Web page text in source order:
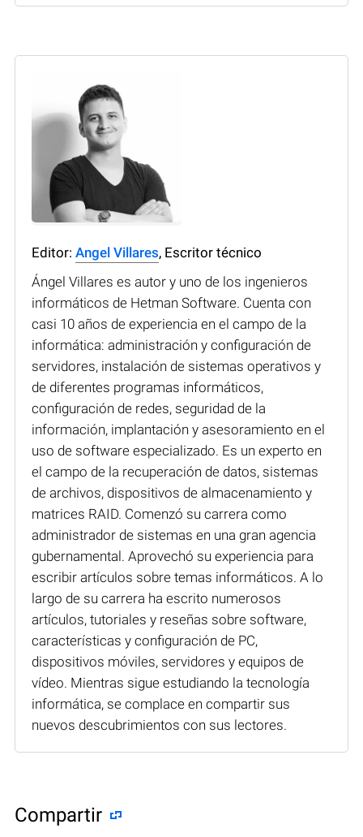
Editor: Angel Villares, Escritor técnico
Ángel Villares es autor y uno de los ingenieros
informáticos de Hetman Software. Cuenta con
casi 10 años de experiencia en el campo de la
informática: administración y configuración de
servidores, instalación de sistemas operativos y
de diferentes programas informáticos,
configuración de redes, seguridad de la
información, implantación y asesoramiento en el
uso de software especializado. Es un experto en
el campo de la recuperación de datos, sistemas
de archivos, dispositivos de almacenamiento y
matrices RAID. Comenzó su carrera como
administrador de sistemas en una gran agencia
gubernamental. Aprovechó su experiencia para
escribir artículos sobre temas informáticos. A lo
largo de su carrera ha escrito numerosos
artículos, tutoriales y reseñas sobre software,
características y configuración de PC,
dispositivos móviles, servidores y equipos de
vídeo. Mientras sigue estudiando la tecnología
informática, se complace en compartir sus
nuevos descubrimientos con sus lectores.
Compartir